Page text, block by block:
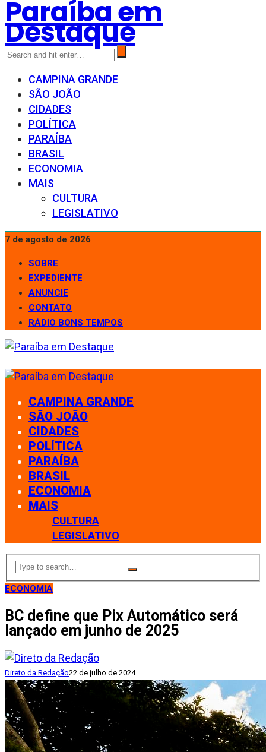
Paraíba em
Destaque
CAMPINA GRANDE
SÃO JOÃO
CIDADES
POLÍTICA
PARAÍBA
BRASIL
ECONOMIA
MAIS
CULTURA
LEGISLATIVO
7 de agosto de 2026
SOBRE
EXPEDIENTE
ANUNCIE
CONTATO
RÁDIO BONS TEMPOS
CAMPINA GRANDE
SÃO JOÃO
CIDADES
POLÍTICA
PARAÍBA
BRASIL
ECONOMIA
MAIS
CULTURA
LEGISLATIVO
ECONOMIA
BC define que Pix Automático será
lançado em junho de 2025
Direto da Redação22 de julho de 2024